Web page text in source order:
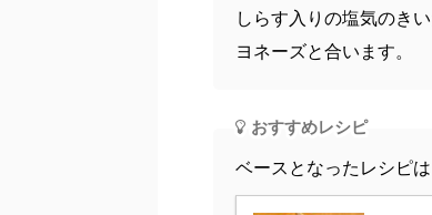
しらす入りの塩気のき
ヨネーズと合います。
おすすめレシピ
ベースとなったレシピは